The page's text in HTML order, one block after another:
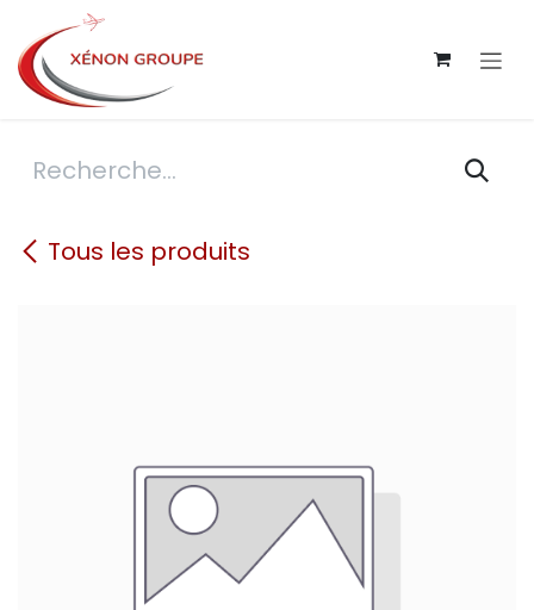
Se rendre au contenu
Tous les produits